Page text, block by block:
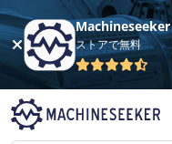
Machineseeker
ストアで無料